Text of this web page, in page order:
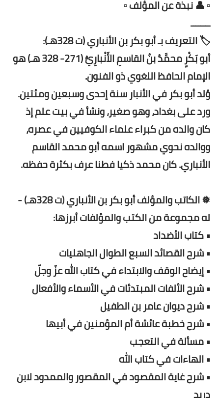
▫️ 👤 نبذة عن المؤلف ▫️
ــــــــ
🏷️ التعريف بـ أبو بكر بن الأنباري (ت 328هـ):
أبو بَكْرٍ محمَّدُ بنُ القاسمِ الأَنْبارِيُّ (271- 328 هـ) هو
الإمام الحافظ اللغوي ذو الفنون.
وُلد أبو بكر في الأنبار سنة إحدى وسبعين ومئتين.
ورد على بغداد، وهو صغير، ونشأ في بيت علم إذ
كان والده من كبراء علماء الكوفيين في عصره،
ووالده نحوي مشهور اسمه أبو محمد القاسم
الأنباري. كان محمد ذكيا فطنا عرف بكثرة حفظه.
❅ الكاتب والمؤلف أبو بكر بن الأنباري (ت 328هـ) -
له مجموعة من الكتب والمؤلفات أبرزها:
• كتاب الأضداد
• شرح القصائد السبع الطوال الجاهليات
• إيضاح الوقف والابتداء في كتاب الله عزّ وجلّ
• شرح الألفات المبتدئات في الأسماء والأفعال
• شرح ديوان عامر بن الطفيل
• شرح خطبة عائشة أم المؤمنين في أبيها
• مسألة في التعجب
• الهاءات في كتاب الله
• شرح غاية المقصود في المقصور والممدود لابن
دريد